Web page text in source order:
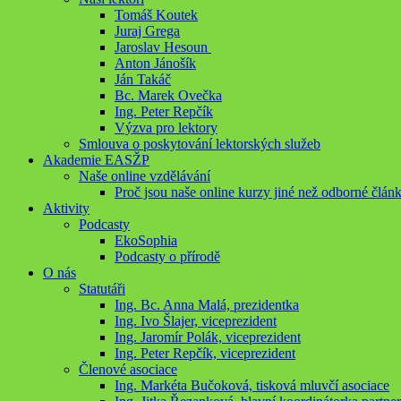
Tomáš Koutek
Juraj Grega
Jaroslav Hesoun
Anton Jánošík
Ján Takáč
Bc. Marek Ovečka
Ing. Peter Repčík
Výzva pro lektory
Smlouva o poskytování lektorských služeb
Akademie EASŽP
Naše online vzdělávání
Proč jsou naše online kurzy jiné než odborné
Aktivity
Podcasty
EkoSophia
Podcasty o přírodě
O nás
Statutáři
Ing. Bc. Anna Malá, prezidentka
Ing. Ivo Šlajer, viceprezident
Ing. Jaromír Polák, viceprezident
Ing. Peter Repčík, viceprezident
Členové asociace
Ing. Markéta Bučoková, tisková mluvčí asociace